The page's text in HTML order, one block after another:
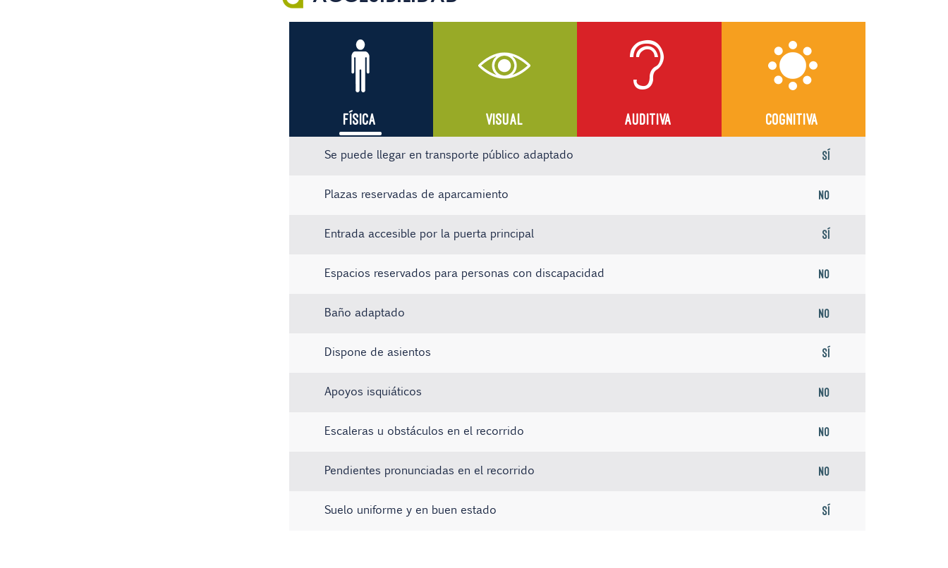
FÍSICA VISUAL AUDITIVA COGNITIVA
Se puede llegar en transporte público adaptado Sí
Plazas reservadas de aparcamiento No
Entrada accesible por la puerta principal Sí
Espacios reservados para personas con discapacidad No
Baño adaptado No
Dispone de asientos Sí
Apoyos isquiáticos No
Escaleras u obstáculos en el recorrido No
Pendientes pronunciadas en el recorrido No
Suelo uniforme y en buen estado Sí